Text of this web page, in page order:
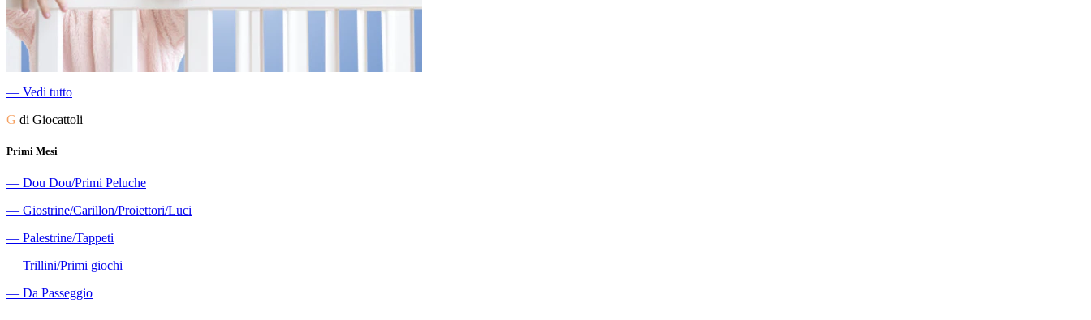
― Vedi tutto
G di Giocattoli
Primi Mesi
― Dou Dou/Primi Peluche
― Giostrine/Carillon/Proiettori/Luci
― Palestrine/Tappeti
― Trillini/Primi giochi
― Da Passeggio